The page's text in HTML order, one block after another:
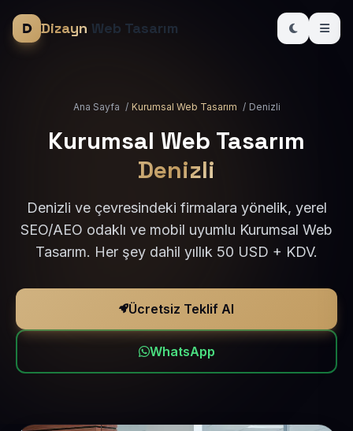
Dizayn Web Tasarım
Ana Sayfa / Kurumsal Web Tasarım / Denizli
Kurumsal Web Tasarım
Denizli
Denizli ve çevresindeki firmalara yönelik, yerel
SEO/AEO odaklı ve mobil uyumlu Kurumsal Web
Tasarım. Her şey dahil yıllık 50 USD + KDV.
Ücretsiz Teklif Al
WhatsApp